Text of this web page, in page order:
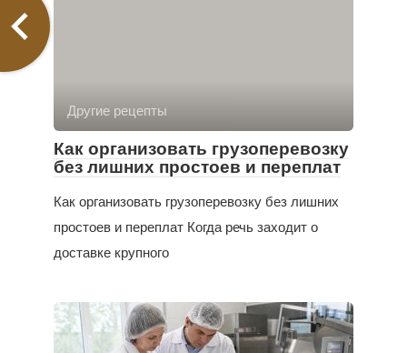
Другие рецепты
Как организовать грузоперевозку
без лишних простоев и переплат
Как организовать грузоперевозку без лишних
простоев и переплат Когда речь заходит о
доставке крупного